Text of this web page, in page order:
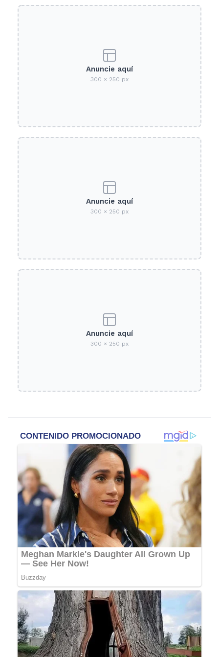
Anuncie aquí
300 × 250 px
Anuncie aquí
300 × 250 px
Anuncie aquí
300 × 250 px